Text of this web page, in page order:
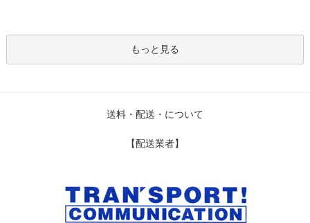
もっと見る
送料・配送・について
【配送業者】